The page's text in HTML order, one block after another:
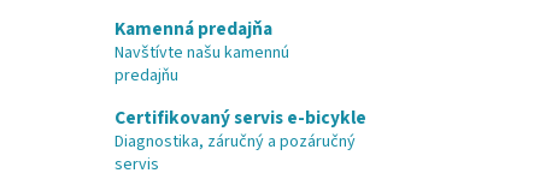
Kamenná predajňa
Navštívte našu kamennú
predajňu
Certifikovaný servis e-bicykle
Diagnostika, záručný a pozáručný
servis